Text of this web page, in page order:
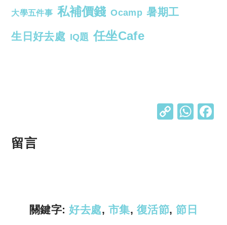
大學五件事 私補價錢 Ocamp 暑期工
生日好去處 IQ題 任坐Cafe
C
k
W
留言
關鍵字:好去處, 市集, 復活節, 節日